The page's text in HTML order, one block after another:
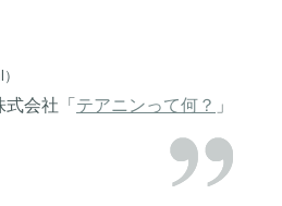
会社「 テアニンって何？ 」